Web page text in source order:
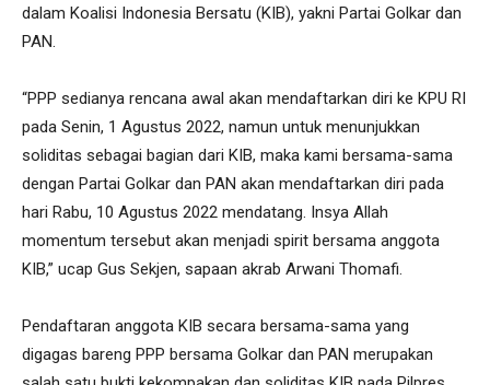
dalam Koalisi Indonesia Bersatu (KIB), yakni Partai Golkar dan
PAN.
“PPP sedianya rencana awal akan mendaftarkan diri ke KPU RI
pada Senin, 1 Agustus 2022, namun untuk menunjukkan
soliditas sebagai bagian dari KIB, maka kami bersama-sama
dengan Partai Golkar dan PAN akan mendaftarkan diri pada
hari Rabu, 10 Agustus 2022 mendatang. Insya Allah
momentum tersebut akan menjadi spirit bersama anggota
KIB,” ucap Gus Sekjen, sapaan akrab Arwani Thomafi.
Pendaftaran anggota KIB secara bersama-sama yang
digagas bareng PPP bersama Golkar dan PAN merupakan